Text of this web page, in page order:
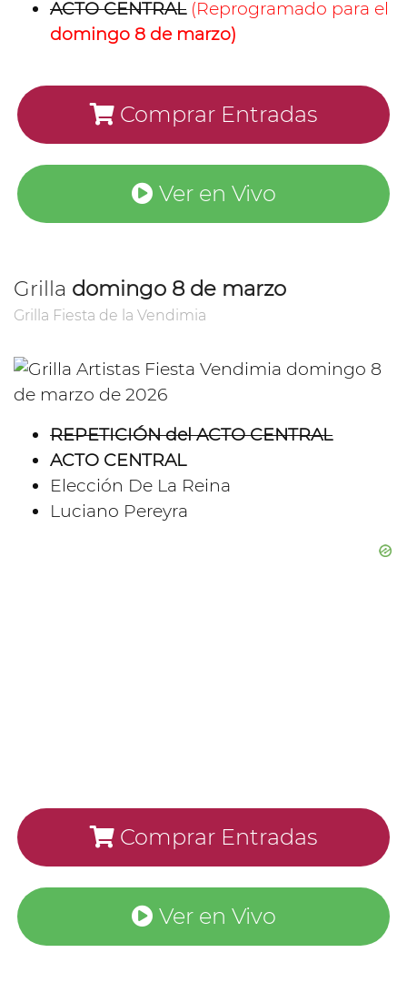
ACTO CENTRAL (Reprogramado para el
domingo 8 de marzo)
Comprar Entradas
Ver en Vivo
Grilla domingo 8 de marzo
Grilla Fiesta de la Vendimia
REPETICIÓN del ACTO CENTRAL
ACTO CENTRAL
Elección De La Reina
Luciano Pereyra
Comprar Entradas
Ver en Vivo